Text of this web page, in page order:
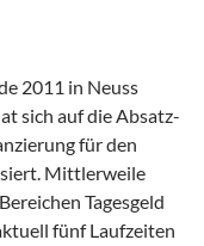
2011 in Neuss
sich auf die Absatz-
für den
Mittlerweile
Tagesgeld
fünf Laufzeiten